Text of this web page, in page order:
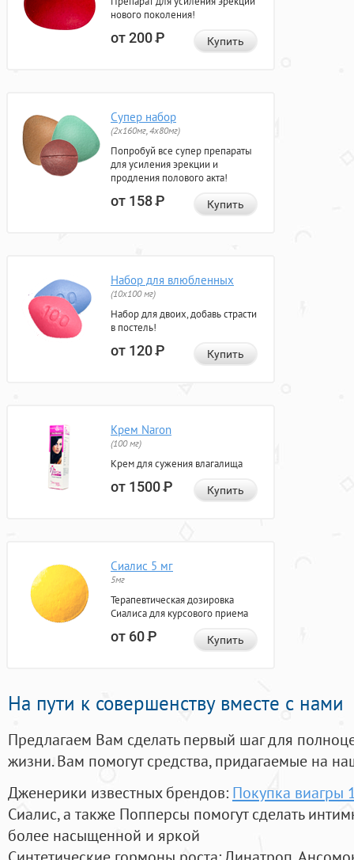
нового поколения!
от 200Р Купить
Супер набор
(2х160мг, 4х80мг)
Попробуй все супер препараты
для усиления эрекции и
продления полового акта!
от 158Р Купить
Набор для влюбленных
(10х100 мг)
Набор для двоих, добавь страсти
в постель!
от 120Р Купить
Крем Naron
(100 мг)
Крем для сужения влагалища
от 1500Р Купить
Сиалис 5 мг
5мг
Терапевтическая дозировка
Сиалиса для курсового приема
от 60Р Купить
На пути к совершенству вместе с нами
Предлагаем Вам сделать первый шаг для
жизни. Вам помогут средства, придагаемые на
Дженерики известных брендов: Покупка виагры
Сиалис, а также Попперсы помогут сделать
более насыщенной и яркой